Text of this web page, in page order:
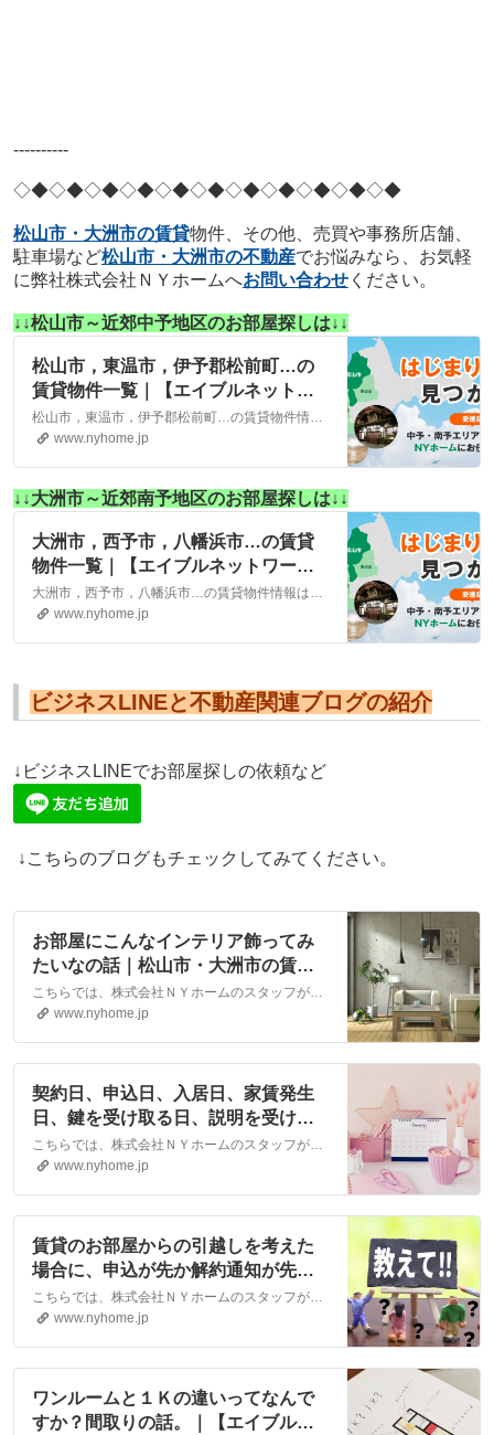
----------
◇◆◇◆◇◆◇◆◇◆◇◆◇◆◇◆◇◆◇◆◇◆
松山市・大洲市の賃貸物件、その他、売買や事務所店舗、
駐車場など松山市・大洲市の不動産でお悩みなら、お気軽
に弊社株式会社ＮＹホームへお問い合わせください。
↓↓松山市～近郊中予地区のお部屋探しは↓↓
松山市，東温市，伊予郡松前町…の
賃貸物件一覧｜【エイブルネットワ
ーク】(株)NYホーム 松山市・大洲
市の賃貸・不動産
松山市，東温市，伊予郡松前町…の賃貸物件情報は、こちらに掲載しております。株式会社NYホームが自信を持ってご紹介する物件ばかりとなっております。お客様のニーズにそった物件が見つかりましたら、弊社までお気軽にお問い合わせください。
www.nyhome.jp
↓↓大洲市～近郊南予地区のお部屋探しは↓↓
大洲市，西予市，八幡浜市…の賃貸
物件一覧｜【エイブルネットワー
ク】(株)NYホーム 松山市・大洲市
の賃貸・不動産
www.nyhome.jp
ビジネスLINEと不動産関連ブログの紹介
↓ビジネスLINEでお部屋探しの依頼など
↓こちらのブログもチェックしてみてください。
お部屋にこんなインテリア飾ってみ
たいなの話｜松山市・大洲市の賃
貸・不動産なら株式会社NYホーム こちらでは、株式会社ＮＹホームのスタッフが執筆したスタッフブログ記事、「お部屋にこんなインテリア飾ってみたいなの話」をご紹介しております。他にも様々なテーマの記事がありますので、お住まい探しの合間にぜひご一読ください！
www.nyhome.jp
契約日、申込日、入居日、家賃発生
日、鍵を受け取る日、説明を受ける
日それぞれの違いについて。｜松山
市・大洲市の賃貸・不動産なら株式
会社NYホーム
こちらでは、株式会社ＮＹホームのスタッフが執筆したスタッフブログ記事、「契約日、申込日、入居日、家賃発生日、鍵を受け取る日、説明を受ける日それぞれの違いについて。」をご紹介しております。他にも様々なテーマの記事がありますので、お住まい探しの合間にぜひご一読ください！
www.nyhome.jp
賃貸のお部屋からの引越しを考えた
場合に、申込が先か解約通知が先か
という話。｜松山市・大洲市の賃
貸・不動産なら株式会社NYホーム
こちらでは、株式会社ＮＹホームのスタッフが執筆したスタッフブログ記事、「賃貸のお部屋からの引越しを考えた場合に、申込が先か解約通知が先かという話。」をご紹介しております。他にも様々なテーマの記事がありますので、お住まい探しの合間にぜひご一読ください！
www.nyhome.jp
ワンルームと１Ｋの違いってなんで
すか？間取りの話。｜【エイブルネ